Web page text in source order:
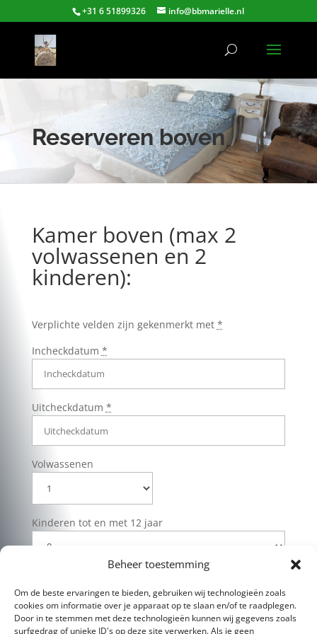
Beheer toestemming
Om de beste ervaringen te bieden, gebruiken wij technologieën zoals
cookies om informatie over je apparaat op te slaan en/of te raadplegen.
Door in te stemmen met deze technologieën kunnen wij gegevens zoals
surfgedrag of unieke ID's op deze site verwerken. Als je geen
+31 6 51899326 info@bbmarielle.nl
Reserveren boven
Kamer boven (max 2
volwassenen en 2
kinderen):
Verplichte velden zijn gekenmerkt met *
Incheckdatum *
Uitcheckdatum *
Volwassenen
Kinderen tot en met 12 jaar